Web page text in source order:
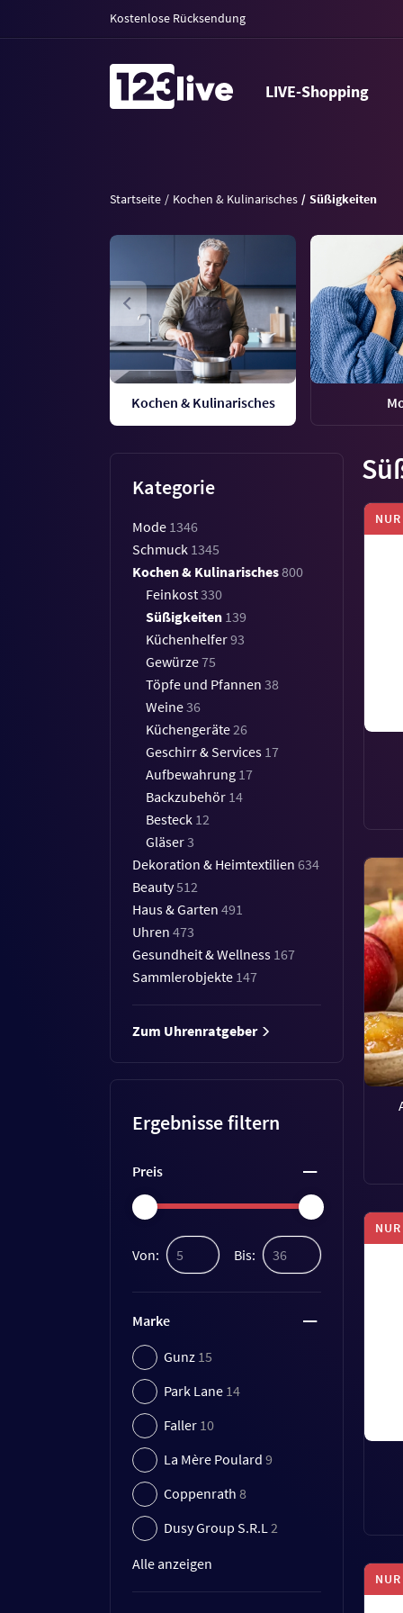
Kostenlose Rücksendung
LIVE-Shopping
Startseite Kochen & Kulinarisches Süßigkeiten
Kochen & Kulinarisches
Kategorie
Mode 1346
Schmuck 1345
Kochen & Kulinarisches800
Feinkost330
Süßigkeiten 139
Küchenhelfer93
Gewürze75
Töpfe und Pfannen 38
Weine36
Küchengeräte26
Geschirr & Services 17
Aufbewahrung 17
Backzubehör 14
Besteck 12
Gläser3
Dekoration & Heimtextilien 634
Beauty512
Haus & Garten 491
Uhren 473
Gesundheit & Wellness 167
Sammlerobjekte 147
Zum Uhrenratgeber
Ergebnisse filtern
Preis
Von: Bis:
Marke
Gunz 15
Park Lane 14
Faller 10
La Mère Poulard 9
Coppenrath 8
Dusy Group S.R.L2
Alle anzeigen